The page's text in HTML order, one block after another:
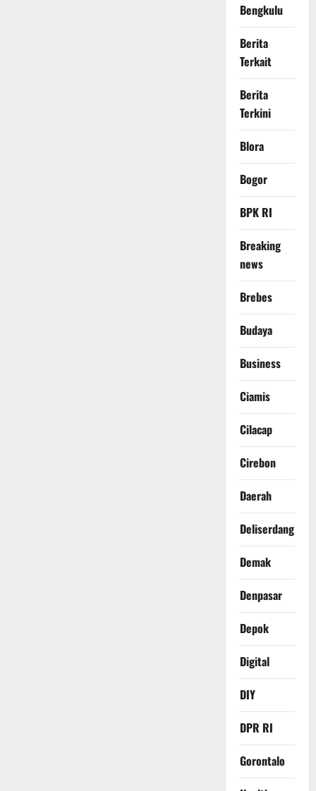
Bengkulu
Berita
Terkait
Berita
Terkini
Blora
Bogor
BPK RI
Breaking
news
Brebes
Budaya
Business
Ciamis
Cilacap
Cirebon
Daerah
Deliserdang
Demak
Denpasar
Depok
Digital
DIY
DPR RI
Gorontalo